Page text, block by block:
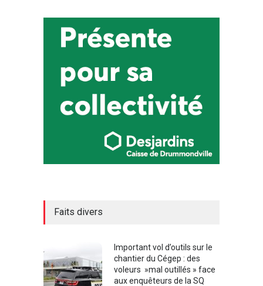
Faits divers
Important vol d’outils sur le
chantier du Cégep : des
voleurs »mal outillés » face
aux enquêteurs de la SQ